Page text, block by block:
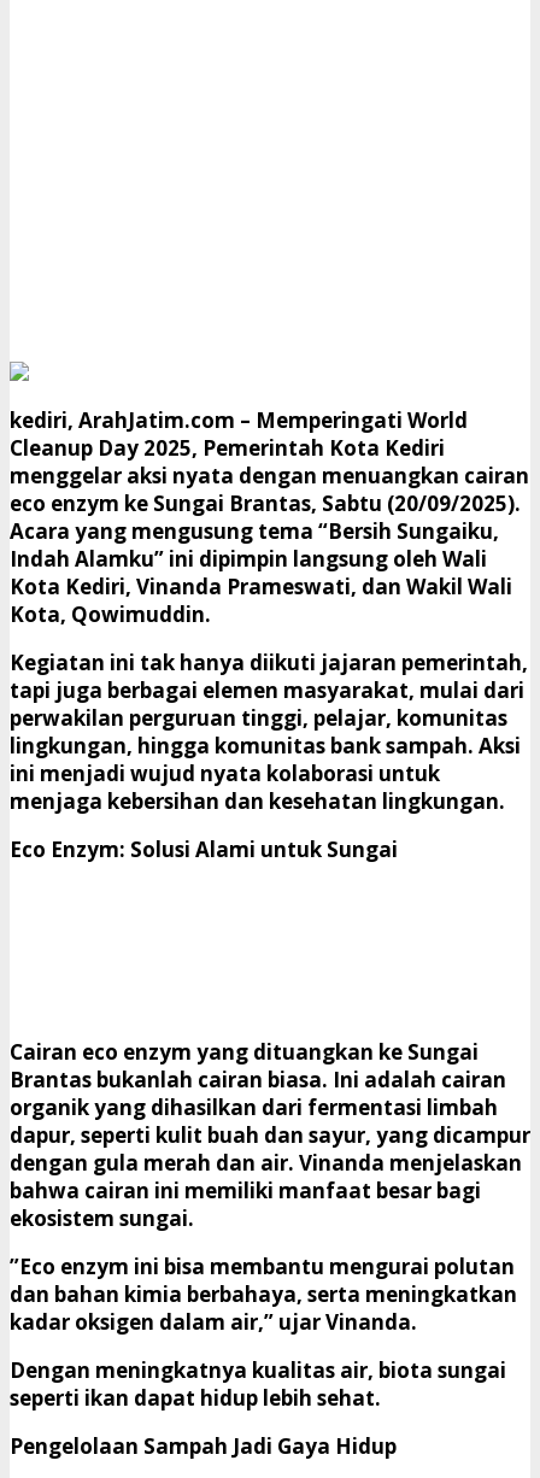
kediri, ArahJatim.com – Memperingati World
Cleanup Day 2025, Pemerintah Kota Kediri
menggelar aksi nyata dengan menuangkan cairan
eco enzym ke Sungai Brantas, Sabtu (20/09/2025).
Acara yang mengusung tema “Bersih Sungaiku,
Indah Alamku” ini dipimpin langsung oleh Wali
Kota Kediri, Vinanda Prameswati, dan Wakil Wali
Kota, Qowimuddin.
​Kegiatan ini tak hanya diikuti jajaran pemerintah,
tapi juga berbagai elemen masyarakat, mulai dari
perwakilan perguruan tinggi, pelajar, komunitas
lingkungan, hingga komunitas bank sampah. Aksi
ini menjadi wujud nyata kolaborasi untuk
menjaga kebersihan dan kesehatan lingkungan.
Eco Enzym: Solusi Alami untuk Sungai
​Cairan eco enzym yang dituangkan ke Sungai
Brantas bukanlah cairan biasa. Ini adalah cairan
organik yang dihasilkan dari fermentasi limbah
dapur, seperti kulit buah dan sayur, yang dicampur
dengan gula merah dan air. Vinanda menjelaskan
bahwa cairan ini memiliki manfaat besar bagi
ekosistem sungai.
​”Eco enzym ini bisa membantu mengurai polutan
dan bahan kimia berbahaya, serta meningkatkan
kadar oksigen dalam air,” ujar Vinanda.
​Dengan meningkatnya kualitas air, biota sungai
seperti ikan dapat hidup lebih sehat.
​Pengelolaan Sampah Jadi Gaya Hidup